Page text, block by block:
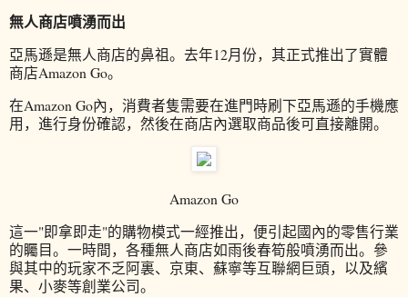
無人商店噴湧而出
亞馬遜是無人商店的鼻祖。去年12月份，其正式推出了實體
商店Amazon Go。
在Amazon Go內，消費者隻需要在進門時刷下亞馬遜的手機應
用，進行身份確認，然後在商店內選取商品後可直接離開。
Amazon Go
這一"即拿即走"的購物模式一經推出，便引起國內的零售行業
的矚目。一時間，各種無人商店如雨後春筍般噴湧而出。參
與其中的玩家不乏阿裏、京東、蘇寧等互聯網巨頭，以及繽
果、小麥等創業公司。